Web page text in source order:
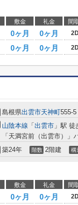
敷金 礼金 間
0ヶ月 0ヶ月
0ヶ月 0ヶ月
島根県出雲市天神町555-5
山陰本線 「 出雲市 」駅 徒
「天満宮前（出雲市）
築24年 階数 2階建 構
敷金 礼金 間
0ヶ月 0ヶ月